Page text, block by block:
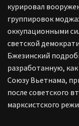
курировал
группировок
оккупационными
светской
Бжезинский
разработанную,
Союзу Вьетнама,
после советского
марксистского